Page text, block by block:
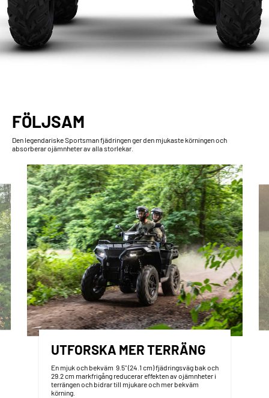
FÖLJSAM
Den legendariske Sportsman fjädringen ger den mjukaste körningen och
absorberar ojämnheter av alla storlekar.
UTFORSKA MER TERRÄNG
En mjuk och bekväm 9.5" (24.1 cm) fjädringsväg bak och
29.2 cm markfrigång reducerar effekten av ojämnheter i
terrängen och bidrar till mjukare och mer bekväm
körning.